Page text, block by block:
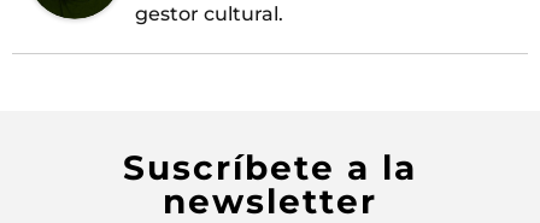
gestor cultural.
Suscríbete a la
newsletter